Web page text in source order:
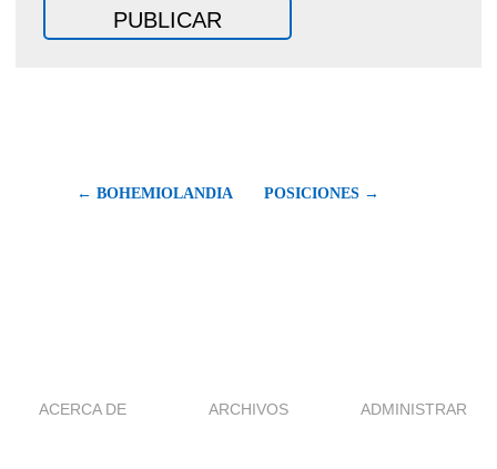
← BOHEMIOLANDIA POSICIONES →
ACERCA DE ARCHIVOS ADMINISTRAR